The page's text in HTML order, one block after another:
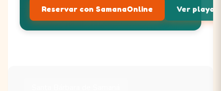
Reservar con SamanaOnline Ver playas